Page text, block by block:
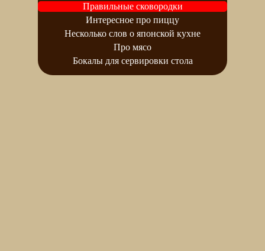
Правильные сковородки
Интересное про пиццу
Несколько слов о японской кухне
Про мясо
Бокалы для сервировки стола